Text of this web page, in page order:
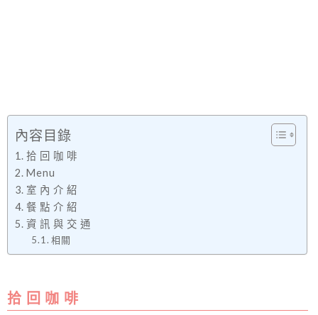
內容目錄
拾 回 咖 啡
Menu
室 內 介 紹
餐 點 介 紹
資 訊 與 交 通
相關
拾 回 咖 啡